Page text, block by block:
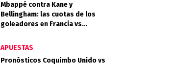
Mbappé contra Kane y
Bellingham: las cuotas de los
goleadores en Francia vs
APUESTAS
Pronósticos Coquimbo Unido vs